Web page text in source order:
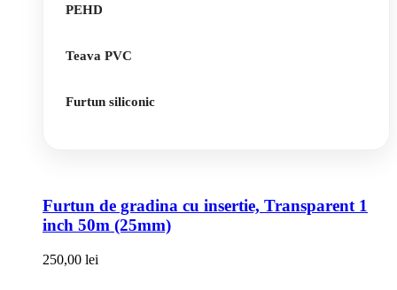
PEHD
Teava PVC
Furtun siliconic
Furtun de gradina cu insertie, Transparent 1
inch 50m (25mm)
250,00 lei